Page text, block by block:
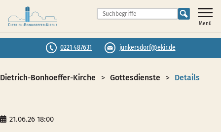
Menü
0221 487631 junkersdorf@ekir.de
Dietrich-Bonhoeffer-Kirche Gottesdienste Details
21.06.26 18:00